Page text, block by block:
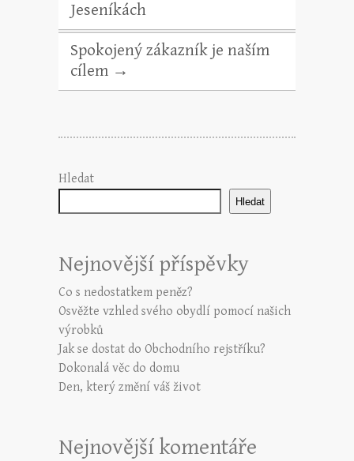
Jeseníkách
Spokojený zákazník je naším
cílem →
Hledat
Hledat
Nejnovější příspěvky
Co s nedostatkem peněz?
Osvěžte vzhled svého obydlí pomocí našich
výrobků
Jak se dostat do Obchodního rejstříku?
Dokonalá věc do domu
Den, který změní váš život
Nejnovější komentáře